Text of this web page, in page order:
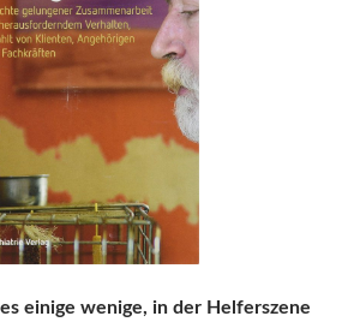
einige wenige, in der Helferszene